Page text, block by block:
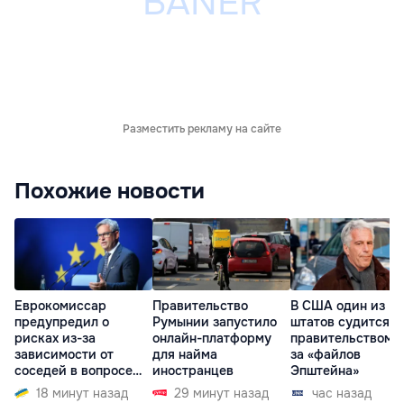
Разместить рекламу на сайте
Похожие новости
Еврокомиссар
предупредил о
рисках из-за
зависимости от
соседей в вопросе
границ18 минут назад
Правительство
Румынии запустило
онлайн-платформу
для найма
иностранцев
29 минут назад
В США один из
штатов судится с
правительством
за «файлов
Эпштейна»
час назад